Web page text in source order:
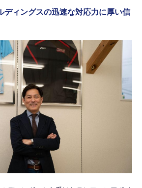
ディングスの迅速な対応力に厚い信